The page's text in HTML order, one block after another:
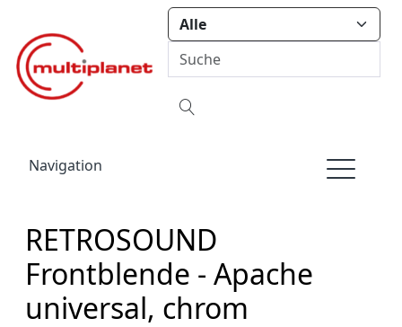
Navigation
RETROSOUND
Frontblende - Apache
universal, chrom